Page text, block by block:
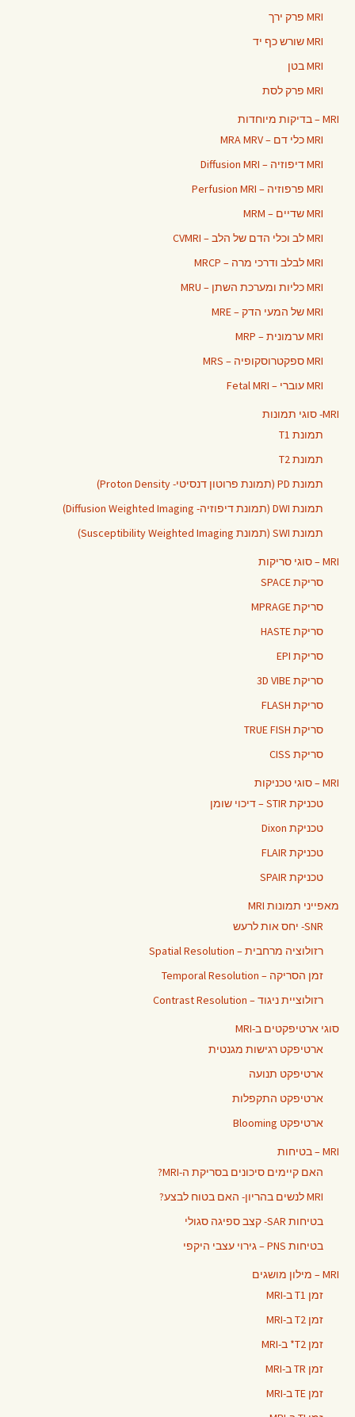
MRI פרק ירך
MRI שורש כף יד
MRI בטן
MRI פרק לסת
MRI – בדיקות מיוחדות
MRI כלי דם – MRA MRV
MRI דיפוזיה – Diffusion MRI
MRI פרפוזיה – Perfusion MRI
MRI שדיים – MRM
MRI לב וכלי הדם של הלב – CVMRI
MRI לבלב ודרכי מרה – MRCP
MRI כליות ומערכת השתן – MRU
MRI של המעי הדק – MRE
MRI ערמונית – MRP
MRI ספקטרוסקופיה – MRS
MRI עוברי – Fetal MRI
MRI- סוגי תמונות
תמונת T1
תמונת T2
תמונת PD (תמונת פרוטון דנסיטי- Proton Density)
תמונת DWI (תמונת דיפוזיה- Diffusion Weighted Imaging)
תמונת SWI (תמונת Susceptibility Weighted Imaging)
MRI – סוגי סריקות
סריקת SPACE
סריקת MPRAGE
סריקת HASTE
סריקת EPI
סריקת 3D VIBE
סריקת FLASH
סריקת TRUE FISH
סריקת CISS
MRI – סוגי טכניקות
טכניקת STIR – דיכוי שומן
טכניקת Dixon
טכניקת FLAIR
טכניקת SPAIR
מאפייני תמונות MRI
SNR- יחס אות לרעש
רזולוציה מרחבית – Spatial Resolution
זמן הסריקה – Temporal Resolution
רזולוציית ניגוד – Contrast Resolution
סוגי ארטיפקטים ב-MRI
ארטיפקט רגישות מגנטית
ארטיפקט תנועה
ארטיפקט התקפלות
ארטיפקט Blooming
MRI – בטיחות
האם קיימים סיכונים בסריקת ה-MRI?
MRI לנשים בהריון- האם בטוח לבצע?
בטיחות SAR- קצב ספיגה סגולי
בטיחות PNS – גירוי עצבי היקפי
MRI – מילון מושגים
זמן T1 ב-MRI
זמן T2 ב-MRI
זמן T2* ב-MRI
זמן TR ב-MRI
זמן TE ב-MRI